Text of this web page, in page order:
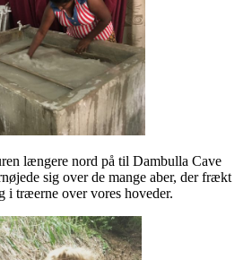
længere nord på til Dambulla Cave
sig over de mange aber, der frækt
i træerne over vores hoveder.